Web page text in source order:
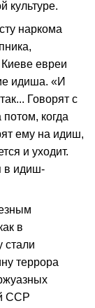
культуре.
наркома
евреи
идиша. «И
Говорят с
когда
ему на идиш,
и уходит.
в идиш-
в
стали
террора
ССР